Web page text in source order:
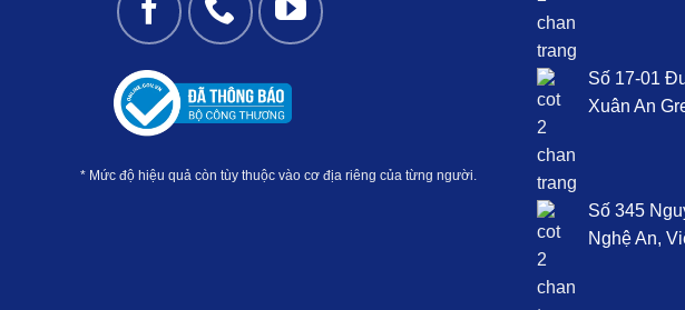
* Mức độ hiệu quả còn tùy thuộc vào cơ địa riêng của từng người.
Số 17-01
Xuân An
Số 345
Nghệ An,